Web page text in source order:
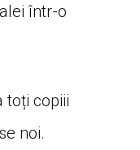
într-o
toți copiii
noi.